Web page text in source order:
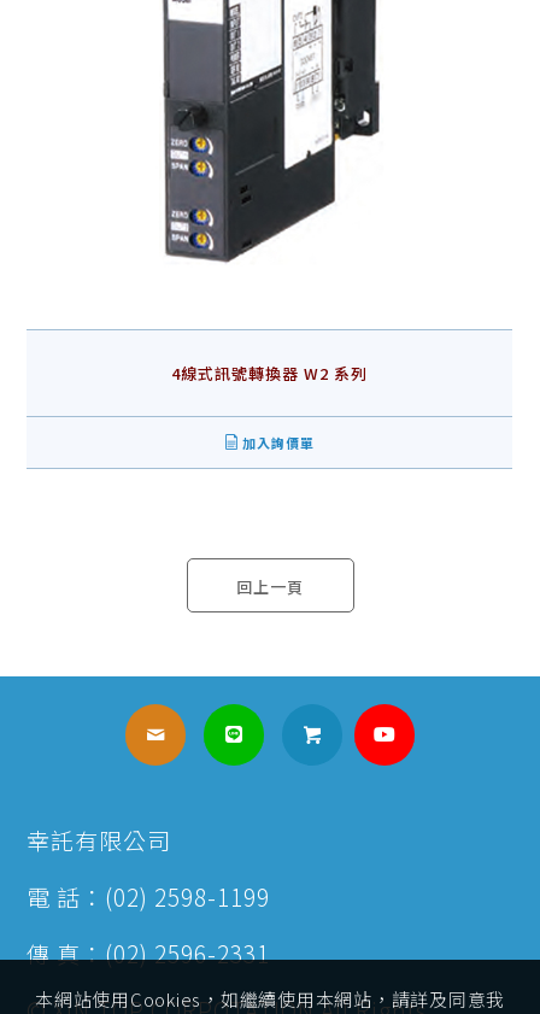
4線式訊號轉換器 W2 系列
加入詢價單
回上一頁
幸託有限公司
電 話：(02) 2598-1199
傳 真：(02) 2596-2331
本網站使用Cookies，如繼續使用本網站，請詳及同意我